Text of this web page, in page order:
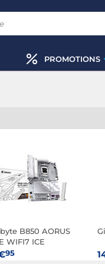
PROMOTIONS
B850 AORUS
WIFI7 ICE
95